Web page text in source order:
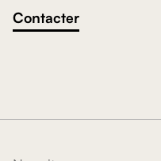
Contacter